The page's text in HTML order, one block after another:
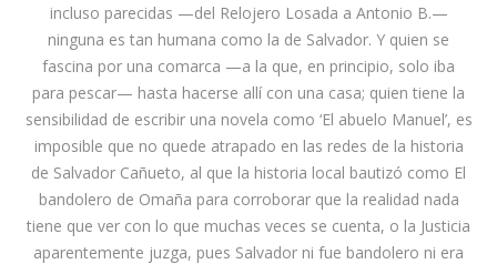
incluso parecidas —del Relojero Losada a Antonio B.—
ninguna es tan humana como la de Salvador. Y quien se
fascina por una comarca —a la que, en principio, solo iba
para pescar— hasta hacerse allí con una casa; quien tiene la
sensibilidad de escribir una novela como ‘El abuelo Manuel’, es
imposible que no quede atrapado en las redes de la historia
de Salvador Cañueto, al que la historia local bautizó como El
bandolero de Omaña para corroborar que la realidad nada
tiene que ver con lo que muchas veces se cuenta, o la Justicia
aparentemente juzga, pues Salvador ni fue bandolero ni era